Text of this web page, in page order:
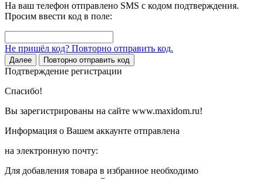
На ваш телефон отправлено SMS с кодом подтверждения.
Просим ввести код в поле:
Не пришёл код? Повторно отправить код.
Далее Повторно отправить код
Подтверждение регистрации
Спасибо!
Вы зарегистрированы на сайте www.maxidom.ru!
Информация о Вашем аккаунте отправлена
на электронную почту:
Для добавления товара в избранное необходимо